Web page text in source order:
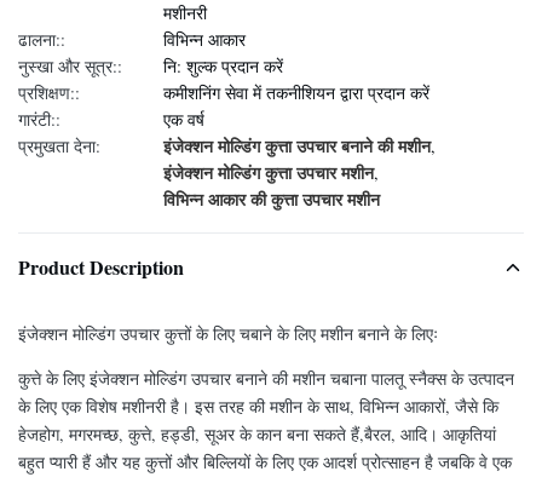
मशीनरी
ढालना::
विभिन्न आकार
नुस्खा और सूत्र::
नि: शुल्क प्रदान करें
प्रशिक्षण::
कमीशनिंग सेवा में तकनीशियन द्वारा प्रदान करें
गारंटी::
एक वर्ष
प्रमुखता देना:
इंजेक्शन मोल्डिंग कुत्ता उपचार बनाने की मशीन,
इंजेक्शन मोल्डिंग कुत्ता उपचार मशीन,
विभिन्न आकार की कुत्ता उपचार मशीन
Product Description
इंजेक्शन मोल्डिंग उपचार कुत्तों के लिए चबाने के लिए मशीन बनाने के लिएः
कुत्ते के लिए इंजेक्शन मोल्डिंग उपचार बनाने की मशीन चबाना पालतू स्नैक्स के उत्पादन
के लिए एक विशेष मशीनरी है। इस तरह की मशीन के साथ, विभिन्न आकारों, जैसे कि
हेजहोग, मगरमच्छ, कुत्ते, हड्डी, सूअर के कान बना सकते हैं,बैरल, आदि। आकृतियां
बहुत प्यारी हैं और यह कुत्तों और बिल्लियों के लिए एक आदर्श प्रोत्साहन है जबकि वे एक